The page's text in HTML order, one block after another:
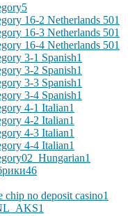
5
16-2 Netherlands 501
16-3 Netherlands 501
16-4 Netherlands 501
3-1 Spanish1
3-2 Spanish1
3-3 Spanish1
3-4 Spanish1
4-1 Italian1
4-2 Italian1
4-3 Italian1
4-4 Italian1
1
46
chip no deposit casino1
1